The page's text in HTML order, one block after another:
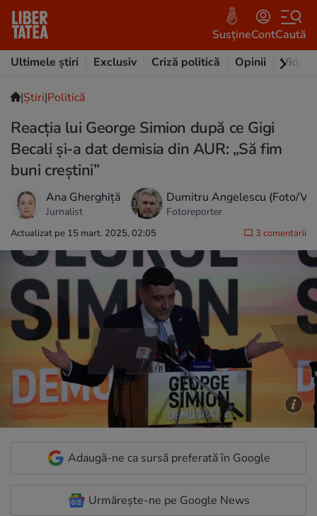
SusțineContCaută
Ultimele știri
Exclusiv Criză politică Opinii Video
|Ştiri|Politică
Reacția lui George Simion după ce Gigi
Becali și-a dat demisia din AUR: „Să fim
buni creștini”
Ana Gherghiță
Jurnalist
Dumitru Angelescu (Foto/
Fotoreporter
Actualizat pe 15 mart. 2025, 02:05 3 comentarii
Adaugă-ne ca sursă preferată în Google
Urmărește-ne pe Google News